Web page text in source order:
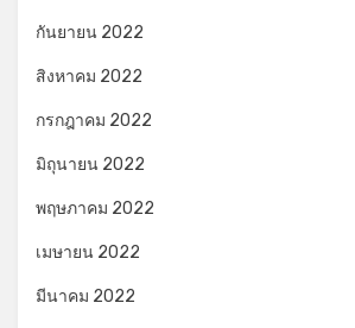
กันยายน 2022
สิงหาคม 2022
กรกฎาคม 2022
มิถุนายน 2022
พฤษภาคม 2022
เมษายน 2022
มีนาคม 2022